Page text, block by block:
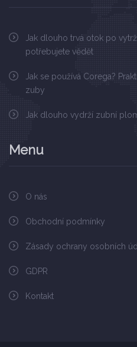
Jak dlouho trvá otok po
potřebujete vědět
Jak se používá Corega?
zuby
Jak dlouho vydrží zubní
Menu
O nás
Obchodní podmínky
Zásady ochrany osobních
GDPR
Kontakt